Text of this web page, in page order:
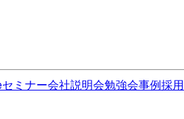
セミナー会社説明会勉強会事例採用